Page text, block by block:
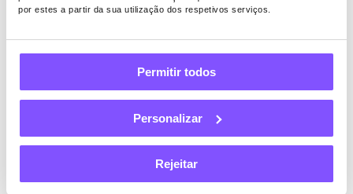
por estes a partir da sua utilização dos respetivos serviços.
Permitir todos
Personalizar
Rejeitar
outubro é o seu dia. É o momento em que
bons motivos para estar animado! Você
pode projetar uma metrópole inteira
enquanto descobre como seus planos
a experiência de construção será super
realista e ilimitada – um grande presente
dos desenvolvedores do jogo.